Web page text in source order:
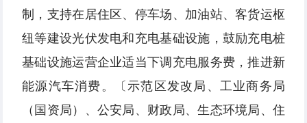
制，支持在居住区、停车场、加油站、客货运枢
纽等建设光伏发电和充电基础设施，鼓励充电桩
基础设施运营企业适当下调充电服务费，推进新
能源汽车消费。〔示范区发改局、工业商务局
（国资局）、公安局、财政局、生态环境局、住